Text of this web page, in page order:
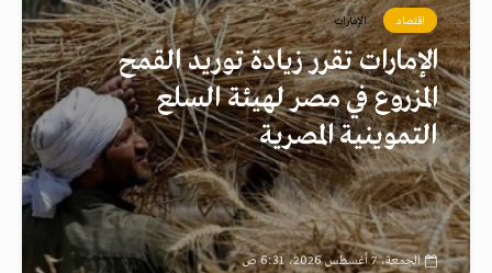
اقتصاد الإمارات
الإمارات تقرر زيادة توريد القمح
المزروع في مصر لهيئة السلع
التموينية المصرية
الجمعة، 7 أغسطس 2026، 6:31 ص